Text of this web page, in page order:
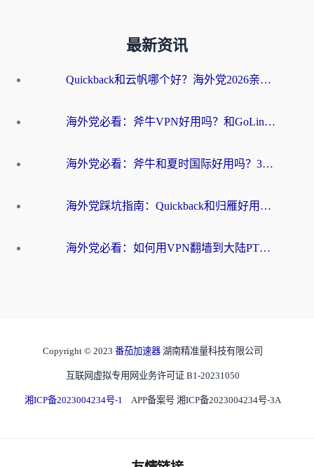
最新资讯
Quickback和云帆哪个好？海外党2026亲测指南：选对加速器大陆工具，无缝刷国内剧玩国服
海外党必看：斧牛VPN好用吗？和GoLinkVPN对比哪个回国效果更好？
海外党必看：斧牛和夏时国际好用吗？3步选对回国加速器，无缝刷国内资源
海外党踩坑指南：Quickback和归雁好用吗？选对加速器才能无缝刷国内资源
海外党必看：如何用VPN翻墙到大陆PTT？一篇解决你所有回国加速痛点
Copyright © 2023 番茄加速器 湖南精准量科技有限公司
互联网虚拟专用网业务许可证 B1-20231050
湘ICP备2023004234号-1 APP备案号 湘ICP备2023004234号-3A